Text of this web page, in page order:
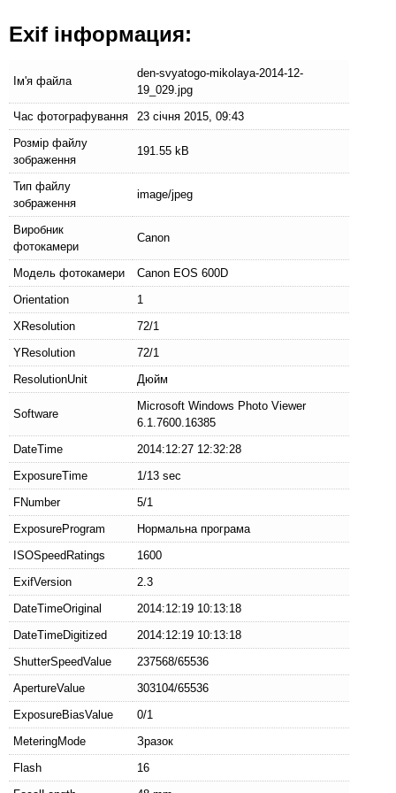
Exif інформация:
Ім'я файла
den-svyatogo-mikolaya-2014-12-
19_029.jpg
Час фотографування
23 січня 2015, 09:43
Розмір файлу
зображення
191.55 kB
Тип файлу
зображення
image/jpeg
Виробник
фотокамери
Canon
Модель фотокамери
Canon EOS 600D
Orientation
1
XResolution
72/1
YResolution
72/1
ResolutionUnit
Дюйм
Software
Microsoft Windows Photo Viewer
6.1.7600.16385
DateTime
2014:12:27 12:32:28
ExposureTime
1/13 sec
FNumber
5/1
ExposureProgram
Нормальна програма
ISOSpeedRatings
1600
ExifVersion
2.3
DateTimeOriginal
2014:12:19 10:13:18
DateTimeDigitized
2014:12:19 10:13:18
ShutterSpeedValue
237568/65536
ApertureValue
303104/65536
ExposureBiasValue
0/1
MeteringMode
Зразок
Flash
16